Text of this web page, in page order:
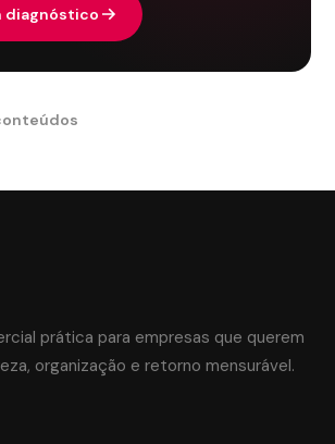
diagnóstico
prática para empresas que querem
organização e retorno mensurável.